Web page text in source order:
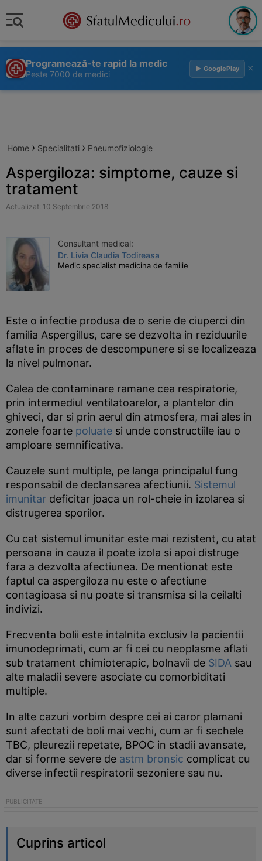
Programează-te rapid la medic
Peste 7000 de medici
▶ GooglePlay ×
Home › Specialitati › Pneumofiziologie
Aspergiloza: simptome, cauze si
tratament
Actualizat: 10 Septembrie 2018
Consultant medical:
Dr. Livia Claudia Todireasa
Medic specialist medicina de familie
Este o infectie produsa de o serie de ciuperci din
familia Aspergillus, care se dezvolta in reziduurile
aflate in proces de descompunere si se localizeaza
la nivel pulmonar.
Calea de contaminare ramane cea respiratorie,
prin intermediul ventilatoarelor, a plantelor din
ghiveci, dar si prin aerul din atmosfera, mai ales in
zonele foarte poluate si unde constructiile iau o
amploare semnificativa.
Cauzele sunt multiple, pe langa principalul fung
responsabil de declansarea afectiunii. Sistemul
imunitar deficitar joaca un rol-cheie in izolarea si
distrugerea sporilor.
Cu cat sistemul imunitar este mai rezistent, cu atat
persoana in cauza il poate izola si apoi distruge
fara a dezvolta afectiunea. De mentionat este
faptul ca aspergiloza nu este o afectiune
contagioasa si nu poate si transmisa si la ceilalti
indivizi.
Frecventa bolii este intalnita exclusiv la pacientii
imunodeprimati, cum ar fi cei cu neoplasme aflati
sub tratament chimioterapic, bolnavii de SIDA sau
alte maladii severe asociate cu comorbiditati
multiple.
In alte cazuri vorbim despre cei ai caror plamani
sunt afectati de boli mai vechi, cum ar fi sechele
TBC, pleurezii repetate, BPOC in stadii avansate,
dar si forme severe de astm bronsic complicat cu
diverse infectii respiratorii sezoniere sau nu.
Cuprins articol